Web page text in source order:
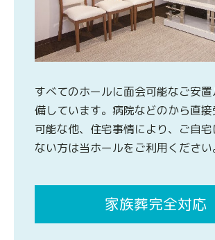
すべてのホールに面会可能なご安
備しています。病院などのから直
可能な他、住宅事情により、ご自
ない方は当ホールをご利用ください
家族葬完全対応